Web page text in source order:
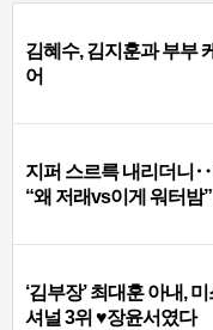
김혜수, 김지훈과 부부
어
지퍼 스르륵 내리더니
“왜 저래vs이게 워터밤
‘김부장’ 최대훈 아내,
셔널 3위 ♥장윤서였다